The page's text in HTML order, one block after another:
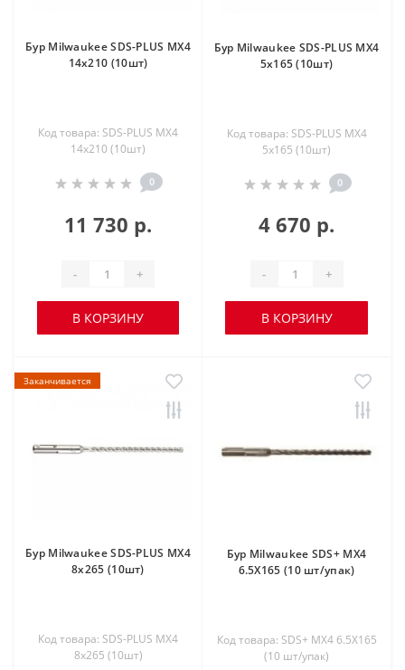
Бур Milwaukee SDS-PLUS MX4
14х210 (10шт)
Код товара: SDS-PLUS MX4
14х210 (10шт)
0
11 730 р.
- +
В КОРЗИНУ
Бур Milwaukee SDS-PLUS MX4
5х165 (10шт)
Код товара: SDS-PLUS MX4
5х165 (10шт)
0
4 670 р.
- +
В КОРЗИНУ
Заканчивается
Бур Milwaukee SDS-PLUS MX4
8х265 (10шт)
Код товара: SDS-PLUS MX4
8х265 (10шт)
Бур Milwaukee SDS+ MX4
6.5X165 (10 шт/упак)
Код товара: SDS+ MX4 6.5X165
(10 шт/упак)